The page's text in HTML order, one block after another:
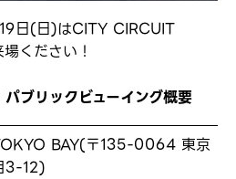
日(日)はCITY CIRCUIT
ください！
リックビューイング概要
BAY(〒135-0064 東京
3-12)